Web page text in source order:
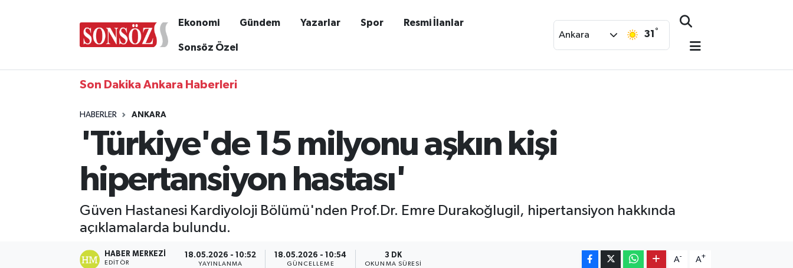
Ekonomi Gündem Yazarlar Spor Resmi İlanlar
Sonsöz Özel
Ankara 31 °
Son Dakika Ankara Haberleri
HABERLER ANKARA
'Türkiye'de 15 milyonu aşkın kişi
hipertansiyon hastası'
Güven Hastanesi Kardiyoloji Bölümü'nden Prof.Dr. Emre Durakoğlugil, hipertansiyon hakkında
açıklamalarda bulundu.
HABER MERKEZI
EDITÖR
18.05.2026 - 10:52
YAYINLANMA
18.05.2026 - 10:54
GÜNCELLEME
3 DK
OKUNMA SÜRESI
A- A+